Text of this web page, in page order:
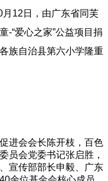
12日，由广东省同芙
-“爱心之家”公益项目捐
族自治县第六小学隆重
进会会长陈开枝，百色
员会党委书记张启胜，
宣传部部长申毅、广东